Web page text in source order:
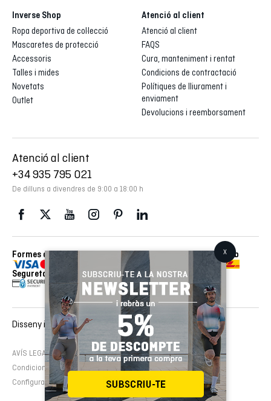
Inverse Shop
Ropa deportiva de col·lecció
Mascaretes de protecció
Accessoris
Talles i mides
Novetats
Outlet
Atenció al client
Atenció al client
FAQS
Cura, manteniment i rentat
Condicions de contractació
Polítiques de lliurament i
enviament
Devolucions i reemborsament
Atenció al client
+34 935 795 021
De dilluns a divendres de 9:00 a 18:00 h
Formes de pagament
Enviaments realitzats amb
Seguretat
AVÍS LEGAL Política de cookies
Política de privacitat
Condicions de contractació
Configura cookies
Disseny i desenvolupament web :EMFASI